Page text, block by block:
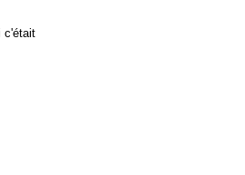
c'était